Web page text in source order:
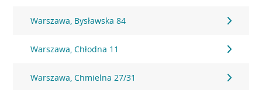
Warszawa, Bysławska 84
Warszawa, Chłodna 11
Warszawa, Chmielna 27/31